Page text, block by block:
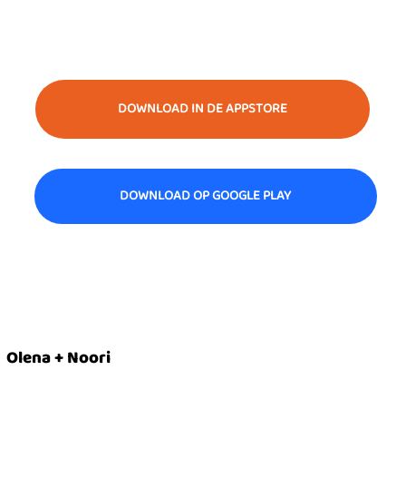
DOWNLOAD IN DE APPSTORE
DOWNLOAD OP GOOGLE PLAY
Olena + Noori